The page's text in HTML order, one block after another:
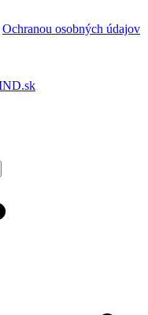
Ochranou osobných údajov